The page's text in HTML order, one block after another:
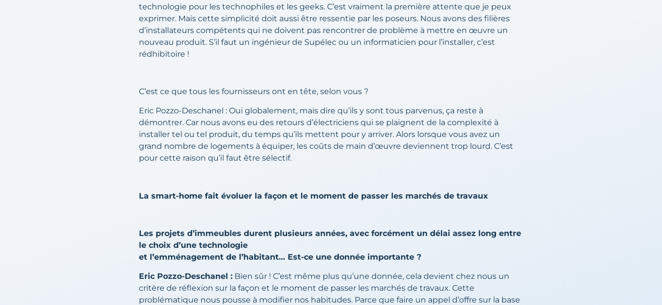
technologie pour les technophiles et les geeks. C’est vraiment la première attente que je peux
exprimer. Mais cette simplicité doit aussi être ressentie par les poseurs. Nous avons des filières
d’installateurs compétents qui ne doivent pas rencontrer de problème à mettre en œuvre un
nouveau produit. S’il faut un ingénieur de Supélec ou un informaticien pour l’installer, c’est
rédhibitoire !
C’est ce que tous les fournisseurs ont en tête, selon vous ?
Eric Pozzo-Deschanel : Oui globalement, mais dire qu’ils y sont tous parvenus, ça reste à
démontrer. Car nous avons eu des retours d’électriciens qui se plaignent de la complexité à
installer tel ou tel produit, du temps qu’ils mettent pour y arriver. Alors lorsque vous avez un
grand nombre de logements à équiper, les coûts de main d’œuvre deviennent trop lourd. C’est
pour cette raison qu’il faut être sélectif.
La smart-home fait évoluer la façon et le moment de passer les marchés de travaux
Les projets d’immeubles durent plusieurs années, avec forcément un délai assez long entre
le choix d’une technologie
et l’emménagement de l’habitant… Est-ce une donnée importante ?
Eric Pozzo-Deschanel : Bien sûr ! C’est même plus qu’une donnée, cela devient chez nous un
critère de réflexion sur la façon et le moment de passer les marchés de travaux. Cette
problématique nous pousse à modifier nos habitudes. Parce que faire un appel d’offre sur la base